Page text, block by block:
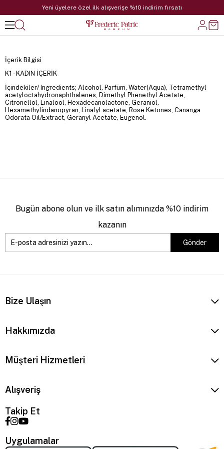
Yeni üyelere özel ilk alışverişe %10 indirim fırsatı
İçerik Bilgisi
K1 - KADIN İÇERİK
İçindekiler/ Ingredients; Alcohol, Parfüm, Water(Aqua), Tetramethyl
acetyloctahydronaphthalenes, Dimethyl Phenethyl Acetate,
Citronellol, Linalool, Hexadecanolactone, Geraniol,
Hexamethylindanopyran, Linalyl acetate, Rose Ketones, Cananga
Odorata Oil/Extract, Geranyl Acetate, Eugenol.
Bugün abone olun ve ilk satın alımınızda %10 indirim
kazanın
Gönder
Bize Ulaşın
Hakkımızda
Müşteri Hizmetleri
Alışveriş
Takip Et
Uygulamalar